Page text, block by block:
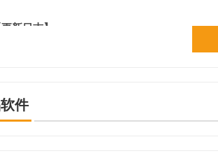
更新日志】
在微信新版本上无法变声问题。
件